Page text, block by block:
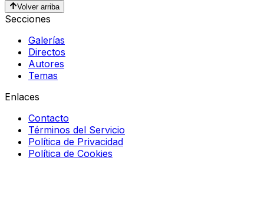
Volver arriba
Secciones
Galerías
Directos
Autores
Temas
Enlaces
Contacto
Términos del Servicio
Política de Privacidad
Política de Cookies